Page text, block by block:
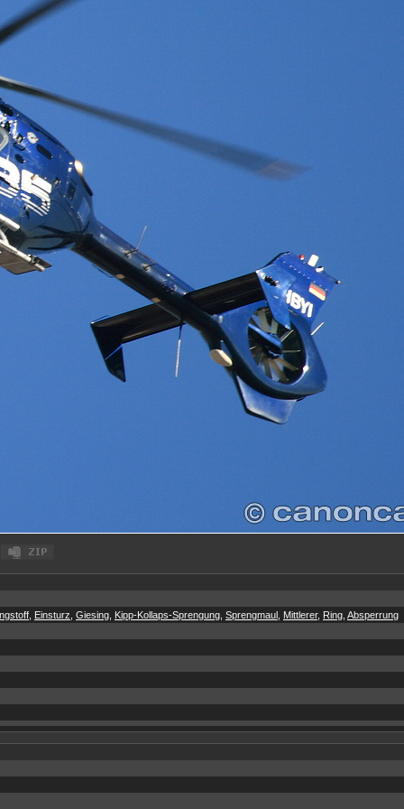
Einsturz Giesing Kipp-Kollaps-Sprengung Sprengmaul Mittlerer, Ring Absperrung